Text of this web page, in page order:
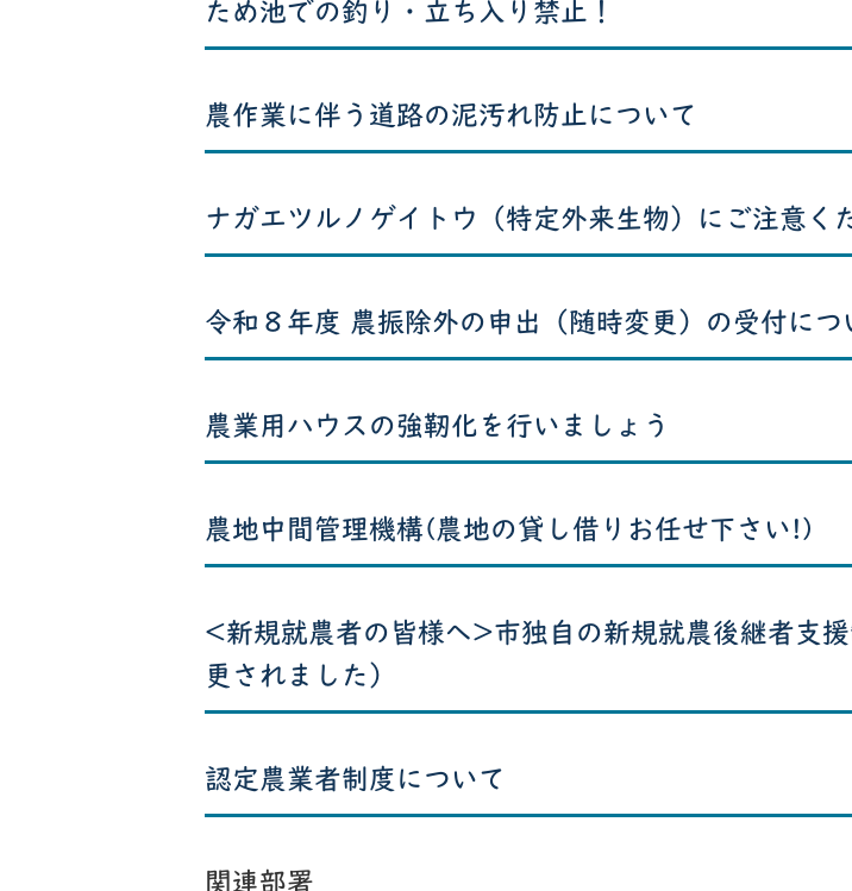
ため池での釣り・立ち入り禁止！
農作業に伴う道路の泥汚れ防止について
ナガエツルノゲイトウ（特定外来生物）にご注意く
令和８年度 農振除外の申出（随時変更）の受付につ
農業用ハウスの強靭化を行いましょう
農地中間管理機構(農地の貸し借りお任せ下さい!)
<新規就農者の皆様へ>市独自の新規就農後継者支
更されました）
認定農業者制度について